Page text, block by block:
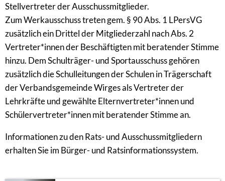
Stellvertreter der Ausschussmitglieder.
Zum Werkausschuss treten gem. § 90 Abs. 1 LPersVG
zusätzlich ein Drittel der Mitgliederzahl nach Abs. 2
Vertreter*innen der Beschäftigten mit beratender Stimme
hinzu. Dem Schulträger- und Sportausschuss gehören
zusätzlich die Schulleitungen der Schulen in Trägerschaft
der Verbandsgemeinde Wirges als Vertreter der
Lehrkräfte und gewählte Elternvertreter*innen und
Schülervertreter*innen mit beratender Stimme an.
Informationen zu den Rats- und Ausschussmitgliedern
erhalten Sie im Bürger- und Ratsinformationssystem.